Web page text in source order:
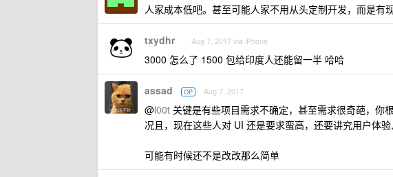
人家成本低吧。甚至可能人家不用从头定制开发，而是有
txydhr Aug 7, 2017 via iPhone
3000 怎么了 1500 包给印度人还能留一半 哈哈
assad OP Aug 7, 2017
@l00t 关键是有些项目需求不确定，甚至需求很奇葩，你
况且，现在这些人对 UI 还是要求蛮高，还要讲究用户体
可能有时候还不是改改那么简单